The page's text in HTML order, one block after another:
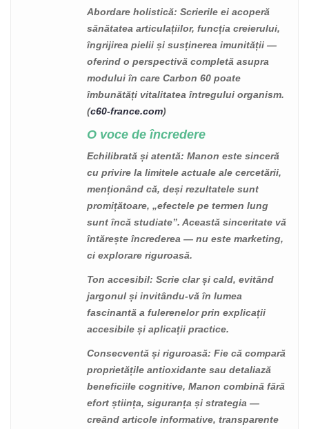
Abordare holistică: Scrierile ei acoperă
sănătatea articulațiilor, funcția creierului,
îngrijirea pielii și susținerea imunității —
oferind o perspectivă completă asupra
modului în care Carbon 60 poate
îmbunătăți vitalitatea întregului organism.
(c60-france.com)
O voce de încredere
Echilibrată și atentă: Manon este sinceră
cu privire la limitele actuale ale cercetării,
menționând că, deși rezultatele sunt
promițătoare, „efectele pe termen lung
sunt încă studiate”. Această sinceritate vă
întărește încrederea — nu este marketing,
ci explorare riguroasă.
Ton accesibil: Scrie clar și cald, evitând
jargonul și invitându-vă în lumea
fascinantă a fulerenelor prin explicații
accesibile și aplicații practice.
Consecventă și riguroasă: Fie că compară
proprietățile antioxidante sau detaliază
beneficiile cognitive, Manon combină fără
efort știința, siguranța și strategia —
creând articole informative, transparente